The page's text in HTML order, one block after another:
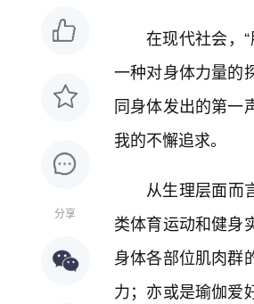
分享
在现代社会，
一种对身体力量的
同身体发出的第一
我的不懈追求。
从生理层面而
类体育运动和健身
身体各部位肌肉群
力；亦或是瑜伽